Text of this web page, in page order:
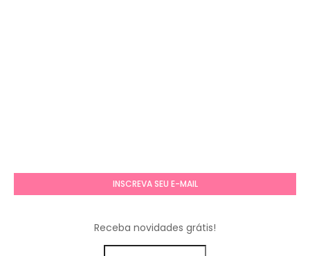
INSCREVA SEU E-MAIL
Receba novidades grátis!